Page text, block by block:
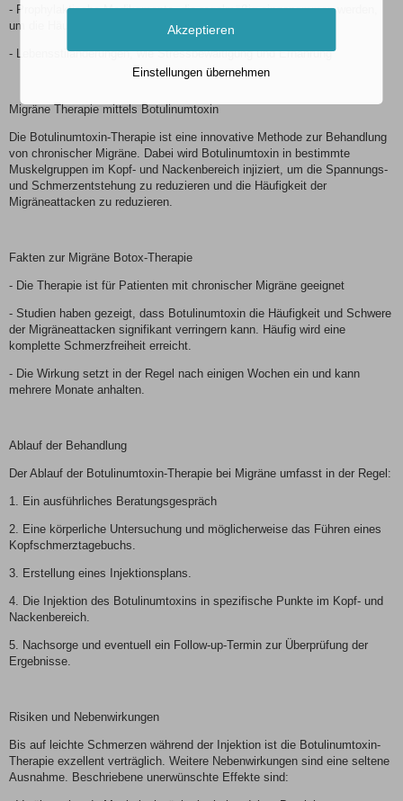
- Prophylaktische Medikamente, die regelmäßig eingenommen werden,
um die Häufigkeit der Attacken zu reduzieren
- Lebensstiländerungen, wie Stressbewältigung und Ernährung
Migräne Therapie mittels Botulinumtoxin
Die Botulinumtoxin-Therapie ist eine innovative Methode zur Behandlung
von chronischer Migräne. Dabei wird Botulinumtoxin in bestimmte
Muskelgruppen im Kopf- und Nackenbereich injiziert, um die Spannungs-
und Schmerzentstehung zu reduzieren und die Häufigkeit der
Migräneattacken zu reduzieren.
Fakten zur Migräne Botox-Therapie
- Die Therapie ist für Patienten mit chronischer Migräne geeignet
- Studien haben gezeigt, dass Botulinumtoxin die Häufigkeit und Schwere
der Migräneattacken signifikant verringern kann. Häufig wird eine
komplette Schmerzfreiheit erreicht.
- Die Wirkung setzt in der Regel nach einigen Wochen ein und kann
mehrere Monate anhalten.
Ablauf der Behandlung
Der Ablauf der Botulinumtoxin-Therapie bei Migräne umfasst in der Regel:
1. Ein ausführliches Beratungsgespräch
2. Eine körperliche Untersuchung und möglicherweise das Führen eines
Kopfschmerztagebuchs.
3. Erstellung eines Injektionsplans.
4. Die Injektion des Botulinumtoxins in spezifische Punkte im Kopf- und
Nackenbereich.
5. Nachsorge und eventuell ein Follow-up-Termin zur Überprüfung der
Ergebnisse.
Risiken und Nebenwirkungen
Bis auf leichte Schmerzen während der Injektion ist die Botulinumtoxin-
Therapie exzellent verträglich. Weitere Nebenwirkungen sind eine seltene
Ausnahme. Beschriebene unerwünschte Effekte sind:
Akzeptieren
Einstellungen übernehmen